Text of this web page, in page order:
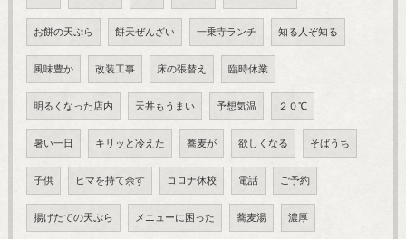
お餅の天ぷら 餅天ぜんざい 一乗寺ランチ 知る人ぞ知る
風味豊か 改装工事 床の張替え 臨時休業
明るくなった店内 天丼もうまい 予想気温 ２０℃
暑い一日 キリッと冷えた 蕎麦が 欲しくなる そばうち
子供 ヒマを持て余す コロナ休校 電話 ご予約
揚げたての天ぷら メニューに困った 蕎麦湯 濃厚